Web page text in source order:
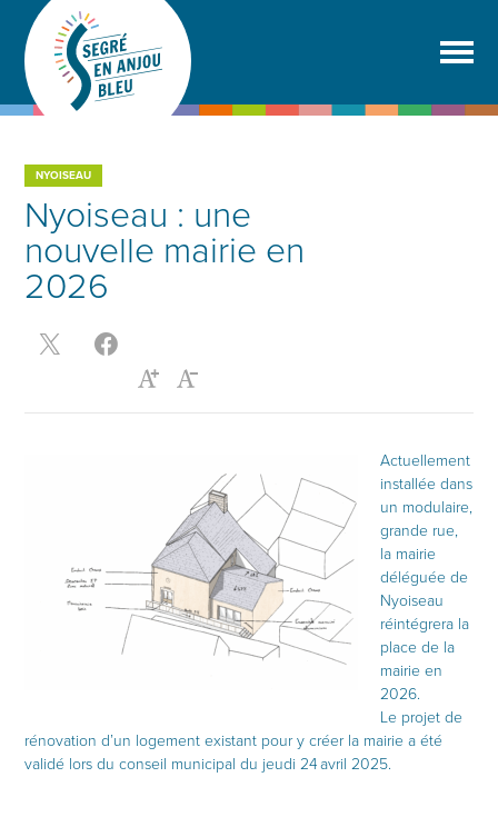
NYOISEAU
Nyoiseau : une
nouvelle mairie en
2026
Actuellement
installée dans
un modulaire,
grande rue,
la mairie
déléguée de
Nyoiseau
réintégrera la
place de la
mairie en
2026.
Le projet de
rénovation d’un logement existant pour y créer la mairie a été
validé lors du conseil municipal du jeudi 24 avril 2025.